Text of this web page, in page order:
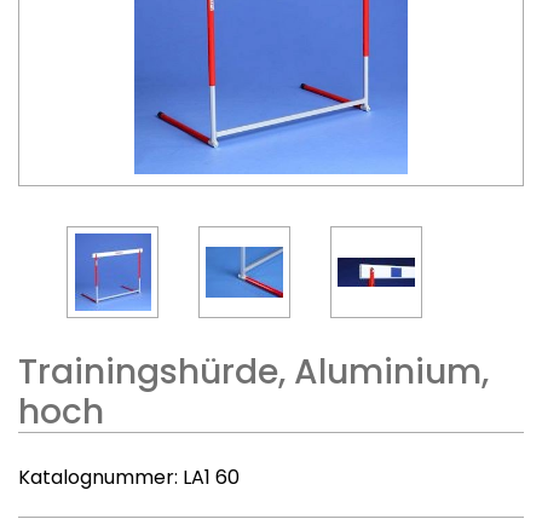
Trainingshürde, Aluminium,
hoch
Katalognummer: LA1 60